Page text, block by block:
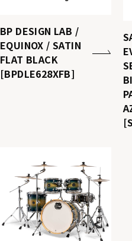
BP DESIGN LAB /
EQUINOX / SATIN
FLAT BLACK
[BPDLE628XFB]